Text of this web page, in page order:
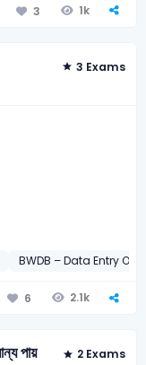
3 1k
3 Exams
BWDB – Data Entry
6 2.1k
পায়
2 Exams